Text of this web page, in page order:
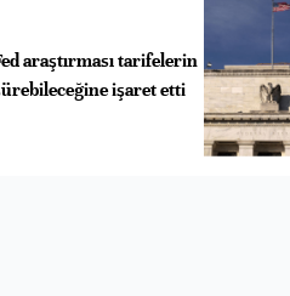
araştırması tarifelerin
işaret etti